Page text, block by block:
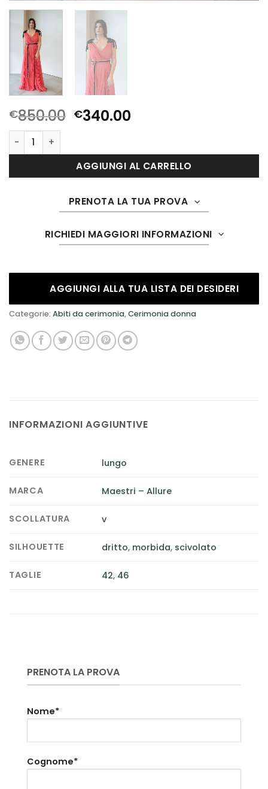
€850.00 Il
era:
€850.00.
€340.00
è:
€340.00.
1365 quantità
AGGIUNGI AL CARRELLO
PRENOTA LA TUA PROVA
RICHIEDI MAGGIORI INFORMAZIONI
AGGIUNGI ALLA TUA LISTA DEI DESIDERI
Categorie: Abiti da cerimonia,Cerimonia donna
INFORMAZIONI AGGIUNTIVE
GENERE lungo
MARCA Maestri – Allure
SCOLLATURA v
SILHOUETTE dritto, morbida, scivolato
TAGLIE 42, 46
PRENOTA LA PROVA
Nome*
Cognome*